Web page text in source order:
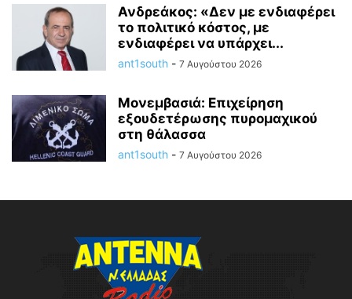
Ανδρεάκος: «Δεν με ενδιαφέρει
το πολιτικό κόστος, με
ενδιαφέρει να υπάρχει...
ant1south - 7 Αυγούστου 2026
Μονεμβασιά: Επιχείρηση
εξουδετέρωσης πυρομαχικού
στη θάλασσα
ant1south - 7 Αυγούστου 2026